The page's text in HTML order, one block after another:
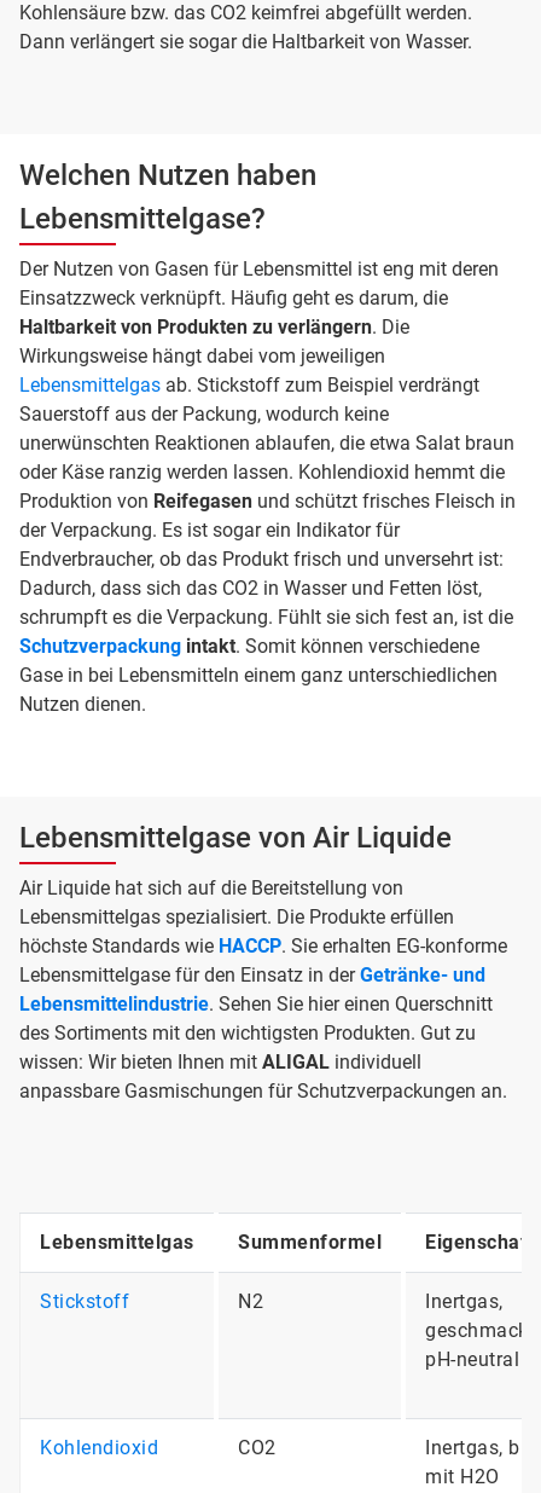
Kohlensäure bzw. das CO2 keimfrei abgefüllt werden.
Dann verlängert sie sogar die Haltbarkeit von Wasser.
Welchen Nutzen haben
Lebensmittelgase?
Der Nutzen von Gasen für Lebensmittel ist eng mit deren
Einsatzzweck verknüpft. Häufig geht es darum, die
Haltbarkeit von Produkten zu verlängern. Die
Wirkungsweise hängt dabei vom jeweiligen
Lebensmittelgas ab. Stickstoff zum Beispiel verdrängt
Sauerstoff aus der Packung, wodurch keine
unerwünschten Reaktionen ablaufen, die etwa Salat braun
oder Käse ranzig werden lassen. Kohlendioxid hemmt die
Produktion von Reifegasen und schützt frisches Fleisch in
der Verpackung. Es ist sogar ein Indikator für
Endverbraucher, ob das Produkt frisch und unversehrt ist:
Dadurch, dass sich das CO2 in Wasser und Fetten löst,
schrumpft es die Verpackung. Fühlt sie sich fest an, ist die
Schutzverpackung intakt. Somit können verschiedene
Gase in bei Lebensmitteln einem ganz unterschiedlichen
Nutzen dienen.
Lebensmittelgase von Air Liquide
Air Liquide hat sich auf die Bereitstellung von
Lebensmittelgas spezialisiert. Die Produkte erfüllen
höchste Standards wie HACCP. Sie erhalten EG-konforme
Lebensmittelgase für den Einsatz in derGetränke- und
Lebensmittelindustrie. Sehen Sie hier einen Querschnitt
des Sortiments mit den wichtigsten Produkten. Gut zu
wissen: Wir bieten Ihnen mit ALIGAL individuell
anpassbare Gasmischungen für Schutzverpackungen an.
Lebensmittelgas Summenformel
Stickstoff N2
Inertgas,
pH-neutral
Kohlendioxid CO2
Inertgas,
mit H2O